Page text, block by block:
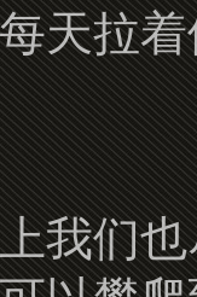
天拉
们也尽